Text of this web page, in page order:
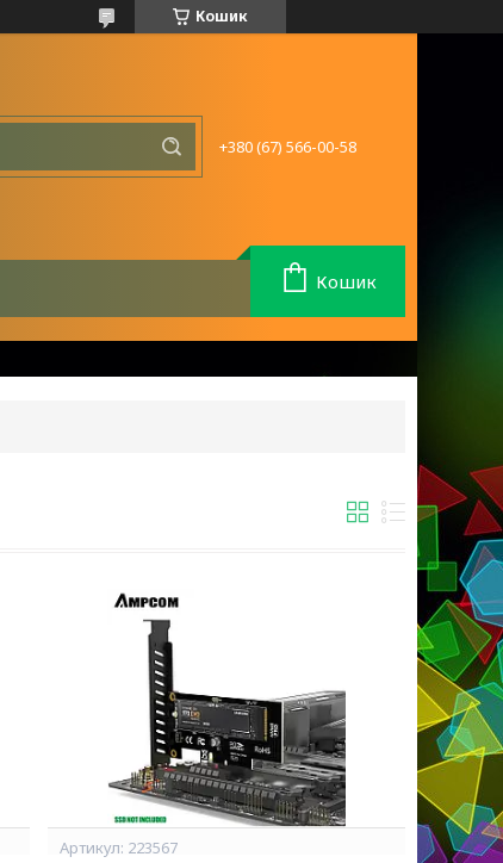
Кошик
+380 (67) 566-00-58
Кошик
223567